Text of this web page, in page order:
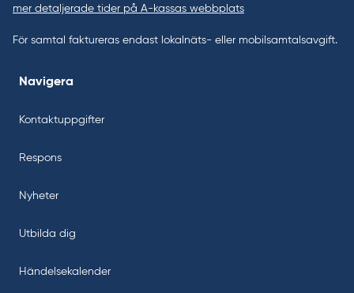
mer detaljerade tider på A-kassas webbplats
För samtal faktureras endast lokalnäts- eller mobilsamtalsavgift.
Navigera
Kontaktuppgifter
Respons
Nyheter
Utbilda dig
Händelsekalender